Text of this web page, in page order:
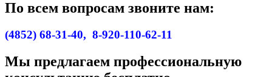
По всем вопросам звоните нам:
(4852) 68-31-40, 8-920-110-62-11
Мы предлагаем профессиональную